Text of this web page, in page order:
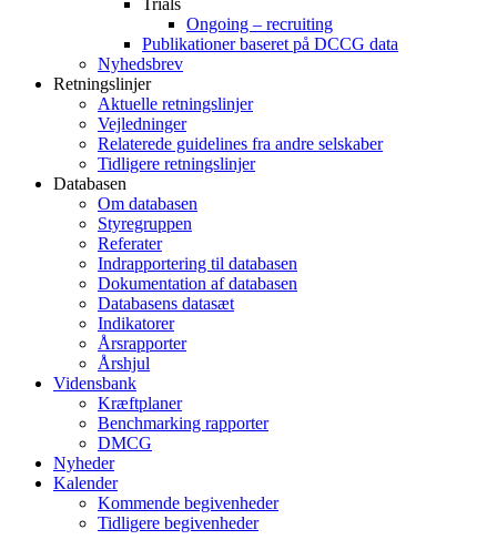
Trials
Ongoing – recruiting
Publikationer baseret på DCCG data
Nyhedsbrev
Retningslinjer
Aktuelle retningslinjer
Vejledninger
Relaterede guidelines fra andre selskaber
Tidligere retningslinjer
Databasen
Om databasen
Styregruppen
Referater
Indrapportering til databasen
Dokumentation af databasen
Databasens datasæt
Indikatorer
Årsrapporter
Årshjul
Vidensbank
Kræftplaner
Benchmarking rapporter
DMCG
Nyheder
Kalender
Kommende begivenheder
Tidligere begivenheder